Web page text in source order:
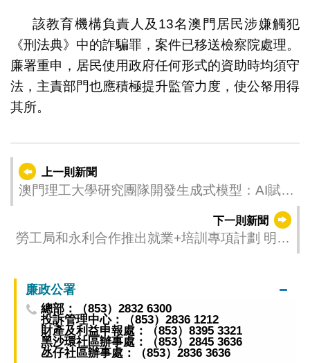
該教育機構負責人及13名澳門居民涉嫌觸犯
《刑法典》中的詐騙罪，案件已移送檢察院處理。
廉署重申，居民使用政府任何形式的資助時均須守
法，主責部門也應積極提升監管力度，使公帑用得
其所。
上一則新聞
澳門理工大學研究團隊開發生成式模型：AI賦能
下一則新聞
勞工局和永利合作推出就業+培訓專項計劃 明
廉政公署
總部：（853）2832 6300
投訴管理中心：（853）2836 1212
財產及利益申報處：（853）8395 3321
黑沙環社區辦事處：（853）2845 3636
氹仔社區辦事處：（853）2836 3636